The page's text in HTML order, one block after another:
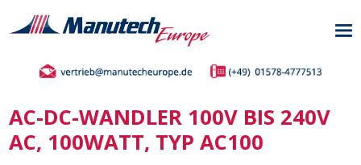
AC-DC-WANDLER 100V BIS 240V
AC, 100WATT, TYP AC100